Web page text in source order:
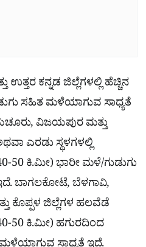
ಉತ್ತರ ಕನ್ನಡ ಜಿಲ್ಲೆಗಳಲ್ಲಿ ಹೆಚ್ಚಿನ
ಸಹಿತ ಮಳೆಯಾಗುವ ಸಾಧ್ಯತೆ
ವಿಜಯಪುರ ಮತ್ತು
ಎರಡು ಸ್ಥಳಗಳಲ್ಲಿ
50 ಕಿ.ಮೀ) ಭಾರೀ ಮಳೆ/ಗುಡುಗು
ಬಾಗಲಕೋಟೆ, ಬೆಳಗಾವಿ,
ಕೊಪ್ಪಳ ಜಿಲ್ಲೆಗಳ ಹಲವೆಡೆ
50 ಕಿ.ಮೀ) ಹಗುರದಿಂದ